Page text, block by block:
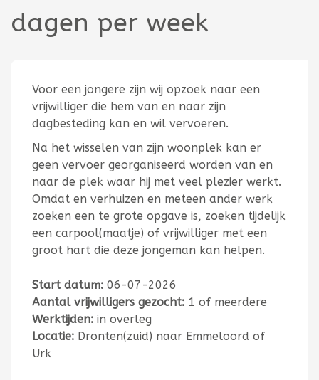
dagen per week
Voor een jongere zijn wij opzoek naar een
vrijwilliger die hem van en naar zijn
dagbesteding kan en wil vervoeren.
Na het wisselen van zijn woonplek kan er
geen vervoer georganiseerd worden van en
naar de plek waar hij met veel plezier werkt.
Omdat en verhuizen en meteen ander werk
zoeken een te grote opgave is, zoeken tijdelijk
een carpool(maatje) of vrijwilliger met een
groot hart die deze jongeman kan helpen.
Start datum: 06-07-2026
Aantal vrijwilligers gezocht: 1 of meerdere
Werktijden: in overleg
Locatie: Dronten(zuid) naar Emmeloord of
Urk